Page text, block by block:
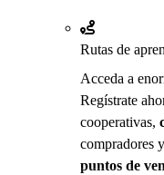
Rutas de
Acceda a
Regístrate
cooperativas,
compradores
puntos de